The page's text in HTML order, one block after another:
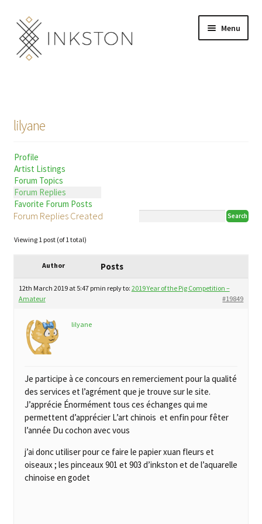
Skip
to
navigation
Skip
to
content
Menu
English
Français
Deutsch
Community
lilyane
Profile
Artist Listings
Forum Topics
Forum Replies
Favorite Forum Posts
Forum Replies Created
Viewing 1 post (of 1 total)
Author Posts
12th March 2019 at 5:47 pmin reply to: 2019 Year of the Pig Competition –
Amateur
#19849
lilyane
Je participe à ce concours en remerciement pour la qualité
des services et l’agrément que je trouve sur le site.
J’apprécie Énormément tous ces échanges qui me
permettent d’apprécier L’art chinois et enfin pour fêter
l’année Du cochon avec vous
j’ai donc utiliser pour ce faire le papier xuan fleurs et
oiseaux ; les pinceaux 901 et 903 d’inkston et de l’aquarelle
chinoise en godet